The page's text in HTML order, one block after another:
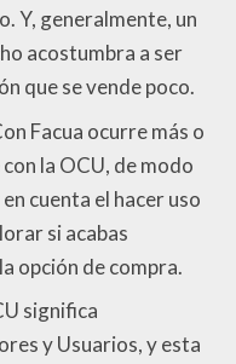
Y, generalmente, un
acostumbra a ser
que se vende poco.
Facua ocurre más o
la OCU, de modo
cuenta el hacer uso
si acabas
opción de compra.
significa
y Usuarios, y esta